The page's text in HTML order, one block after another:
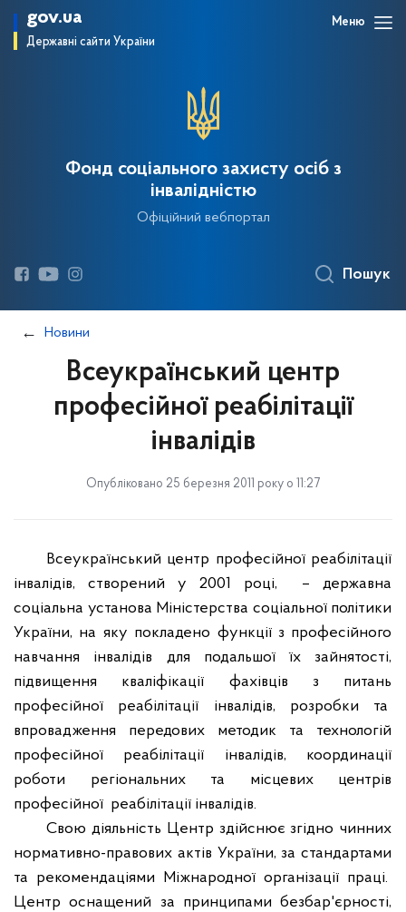
gov.ua
Державні сайти України
Меню
Фонд соціального захисту осіб з
інвалідністю
Офіційний вебпортал
Пошук
Новини
Всеукраїнський центр
професійної реабілітації
інвалідів
Опубліковано 25 березня 2011 року о 11:27
Всеукраїнський центр професійної реабілітації
інвалідів, створений у 2001 році,
– державна
соціальна установа Міністерства соціальної політики
України, на яку покладено функції з професійного
навчання інвалідів для подальшої їх зайнятості,
підвищення кваліфікації фахівців з питань
професійної реабілітації інвалідів, розробки та
впровадження передових методик та технологій
професійної реабілітації інвалідів, координації
роботи регіональних та місцевих центрів
професійної реабілітації інвалідів.
Свою діяльність Центр здійснює згідно чинних
нормативно-правових актів України, за стандартами
та рекомендаціями Міжнародної організації праці.
Центр оснащений за принципами безбар'єрності,